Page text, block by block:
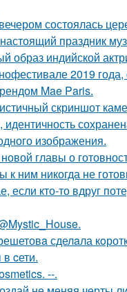
состоялась
праздник
образ индийской
2019
Mae Paris.
скриншот
изображения.
главы о
ним никогда не
если кто-то вдруг
сделaла
cети.
--.